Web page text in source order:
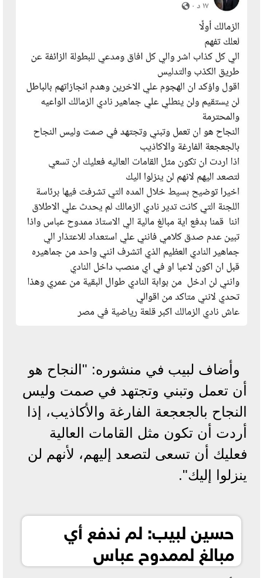
وأضاف لبيب في منشوره: "النجاح هو
أن تعمل وتبني وتجتهد في صمت وليس
النجاح بالجعجعة الفارغة والأكاذيب، إذا
أردت أن تكون مثل القامات العالية
فعليك أن تسعى لتصعد إليهم، لأنهم لن
ينزلوا إليك".
حسين لبيب: لم ندفع أي
مبالغ لممدوح عباس